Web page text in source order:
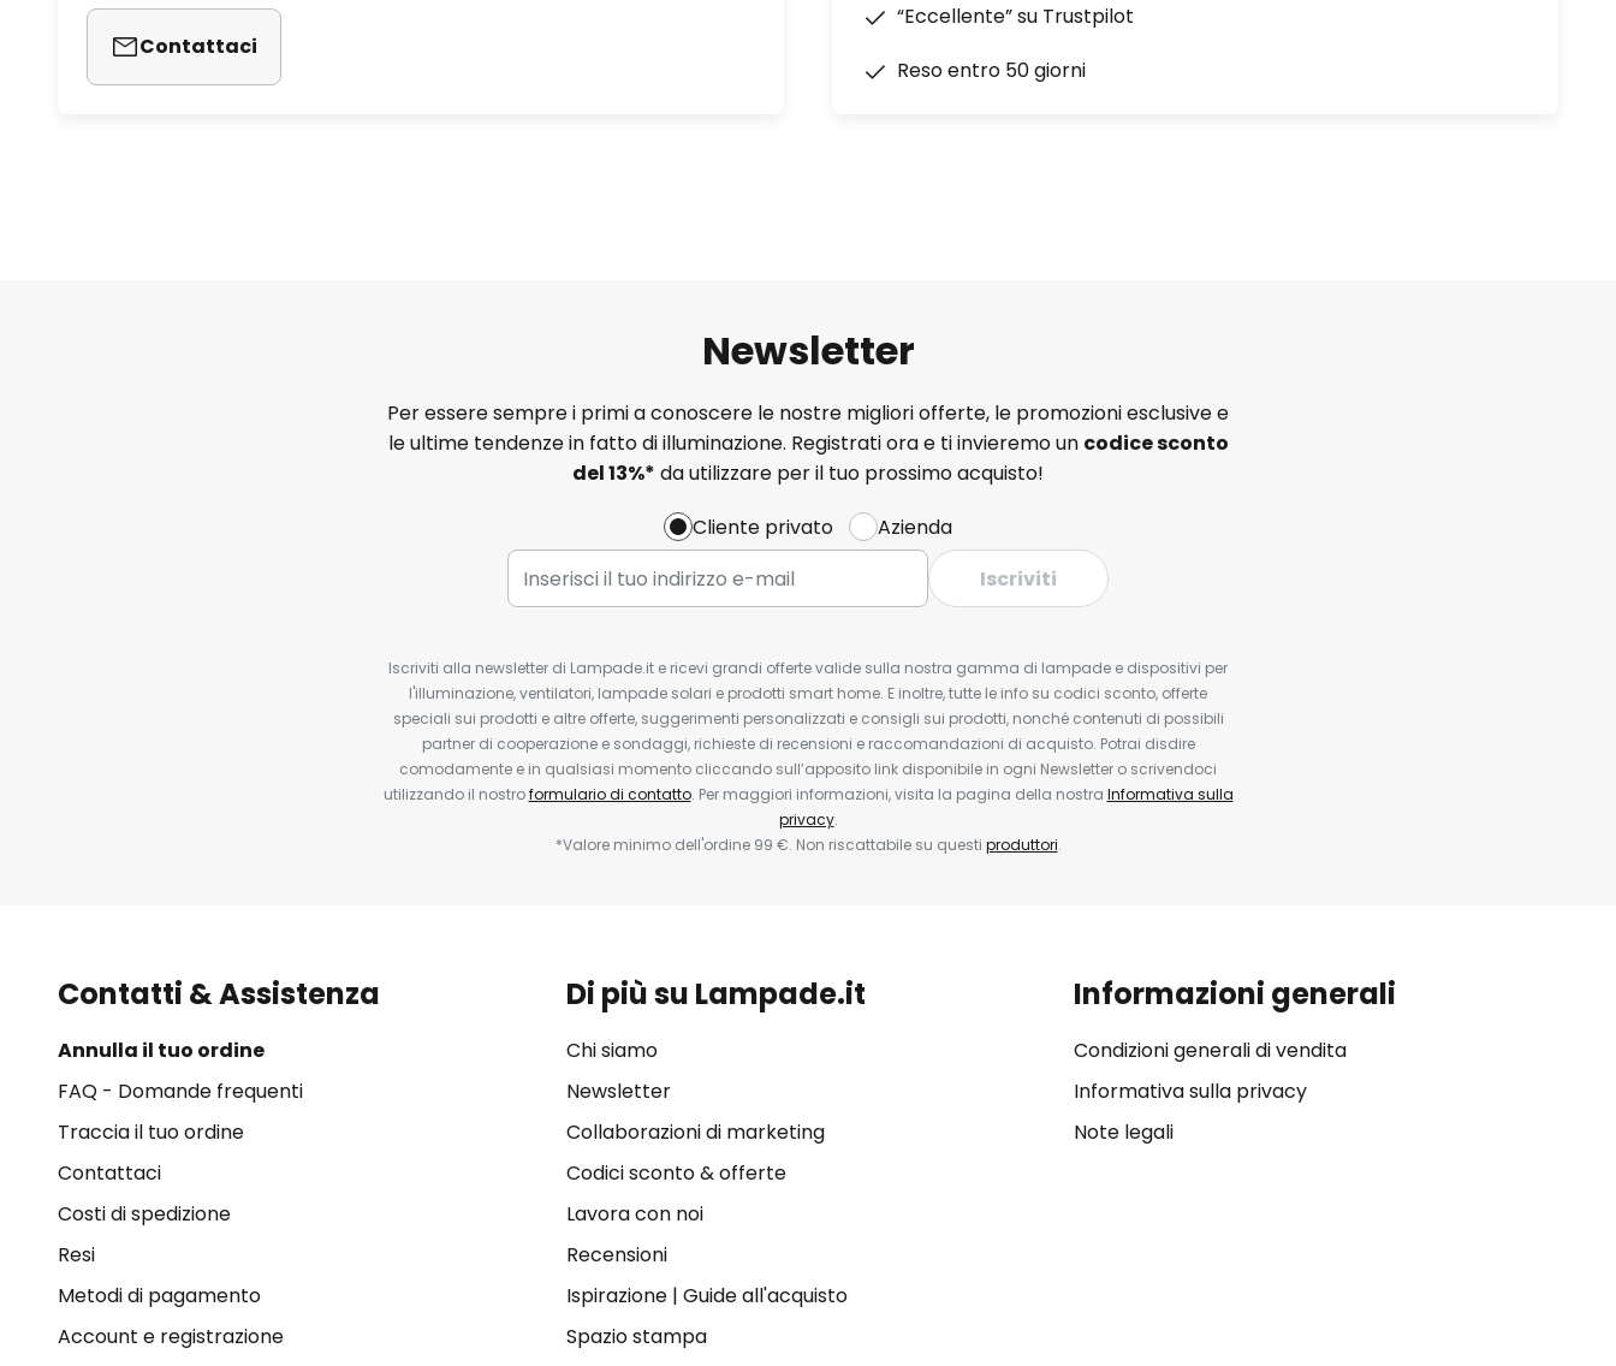
Contattaci
“Eccellente” su Trustpilot
Reso entro 50 giorni
Newsletter
Per essere sempre i primi a conoscere le nostre migliori offerte, le promozioni esclusive e
le ultime tendenze in fatto di illuminazione. Registrati ora e ti invieremo un codice sconto
del13%* da utilizzare per il tuo prossimo acquisto!
Cliente privato
Azienda
Iscriviti
Iscriviti alla newsletter di Lampade.it e ricevi grandi offerte valide sulla nostra gamma di lampade e dispositivi per
l'illuminazione, ventilatori, lampade solari e prodotti smart home. E inoltre, tutte le info su codici sconto, offerte
speciali sui prodotti e altre offerte, suggerimenti personalizzati e consigli sui prodotti, nonché contenuti di possibili
partner di cooperazione e sondaggi, richieste di recensioni e raccomandazioni di acquisto. Potrai disdire
comodamente e in qualsiasi momento cliccando sull’apposito link disponibile in ogni Newsletter o scrivendoci
utilizzando il nostroformulario di contatto. Per maggiori informazioni, visita la pagina della nostra Informativa sulla
privacy.
*Valore minimo dell'ordine 99 €. Non riscattabile su questi produttori.
Contatti & Assistenza
Annulla il tuo ordine
FAQ - Domande frequenti
Traccia il tuo ordine
Contattaci
Costi di spedizione
Resi
Metodi di pagamento
Account e registrazione
Di più su Lampade.it
Chi siamo
Newsletter
Collaborazioni di marketing
Codici sconto & offerte
Lavora con noi
Recensioni
Ispirazione| Guide all'acquisto
Spazio stampa
Informazioni generali
Condizioni generali di vendita
Informativa sulla privacy
Note legali